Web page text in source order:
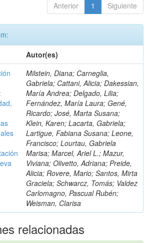
Anterior 1 Siguiente
Autor(es)
Milstein, Diana; Carneglia,
Gabriela; Cattani, Alicia; Dakessian,
María Andrea; Delgado, Lilia;
Fernández, María Laura; Gené,
Ricardo; José, Marta Susana;
Klein, Karen; Lacarta, Gabriela;
Lartigue, Fabiana Susana; Leone,
Francisco; Lourtau, Gabriela
Marisa; Marcel, Ariel L.; Mazur,
Viviana; Olivetto, Adriana; Preide,
Alicia; Rovere, Mario; Santos, Mirta
Graciela; Schwarcz, Tomás; Valdez
Carlomagno, Pascual Rubén;
Weisman, Clarisa
relacionadas